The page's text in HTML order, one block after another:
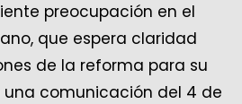
preocupación en el
que espera claridad
de la reforma para su
una comunicación del 4 de